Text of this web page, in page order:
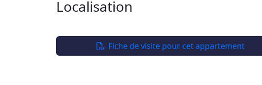
Localisation
Fiche de visite pour cet appartement